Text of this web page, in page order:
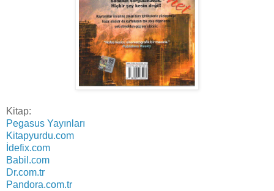
Kitap:
Pegasus Yayınları
Kitapyurdu.com
İdefix.com
Babil.com
Dr.com.tr
Pandora.com.tr